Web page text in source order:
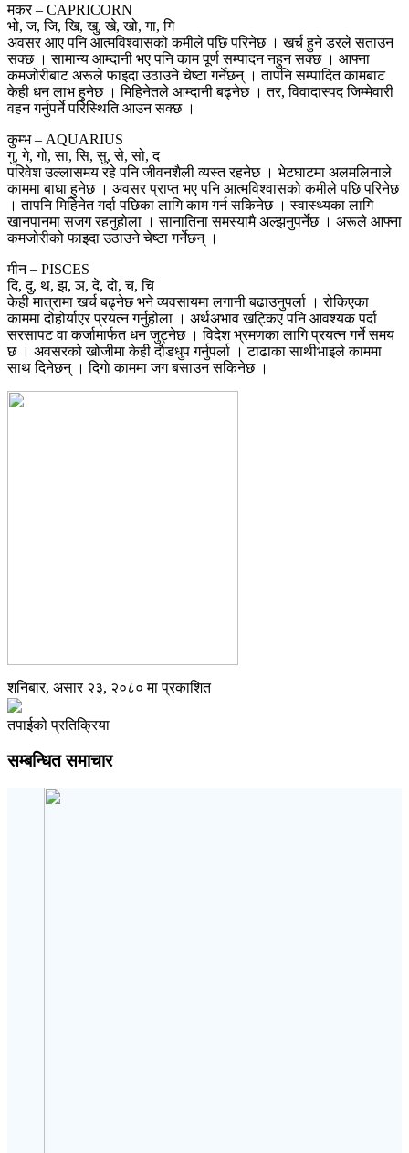
मकर – CAPRICORN
भो, ज, जि, खि, खु, खे, खो, गा, गि
अवसर आए पनि आत्मविश्वासको कमीले पछि परिनेछ । खर्च हुने डरले सताउन
सक्छ । सामान्य आम्दानी भए पनि काम पूर्ण सम्पादन नहुन सक्छ । आफ्ना
कमजोरीबाट अरूले फाइदा उठाउने चेष्टा गर्नेछन् । तापनि सम्पादित कामबाट
केही धन लाभ हुनेछ । मिहिनेतले आम्दानी बढ्नेछ । तर, विवादास्पद जिम्मेवारी
वहन गर्नुपर्ने परिस्थिति आउन सक्छ ।
कुम्भ – AQUARIUS
गु, गे, गो, सा, सि, सु, से, सो, द
परिवेश उल्लासमय रहे पनि जीवनशैली व्यस्त रहनेछ । भेटघाटमा अलमलिनाले
काममा बाधा हुनेछ । अवसर प्राप्त भए पनि आत्मविश्वासको कमीले पछि परिनेछ
। तापनि मिहिनेत गर्दा पछिका लागि काम गर्न सकिनेछ । स्वास्थ्यका लागि
खानपानमा सजग रहनुहोला । सानातिना समस्यामै अल्झनुपर्नेछ । अरूले आफ्ना
कमजोरीको फाइदा उठाउने चेष्टा गर्नेछन् ।
मीन – PISCES
दि, दु, थ, झ, ञ, दे, दो, च, चि
केही मात्रामा खर्च बढ्नेछ भने व्यवसायमा लगानी बढाउनुपर्ला । रोकिएका
काममा दोहोर्याएर प्रयत्न गर्नुहोला । अर्थअभाव खट्किए पनि आवश्यक पर्दा
सरसापट वा कर्जामार्फत धन जुट्नेछ । विदेश भ्रमणका लागि प्रयत्न गर्ने समय
छ । अवसरको खोजीमा केही दौडधुप गर्नुपर्ला । टाढाका साथीभाइले काममा
साथ दिनेछन् । दिगाे काममा जग बसाउन सकिनेछ ।
शनिबार, असार २३, २०८० मा प्रकाशित
तपाईको प्रतिक्रिया
सम्बन्धित समाचार